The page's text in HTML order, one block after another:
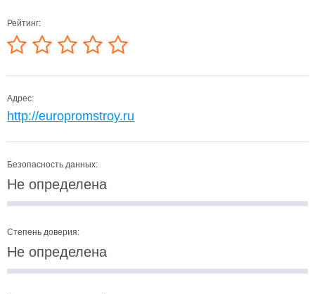
Рейтинг:
Адрес:
http://europromstroy.ru
Безопасность данных:
Не определена
Степень доверия:
Не определена